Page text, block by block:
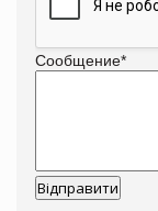
Сообщение*